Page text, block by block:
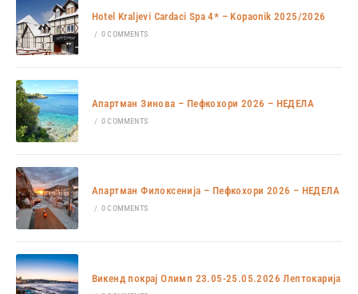
Hotel Kraljevi Cardaci Spa 4* – Kopaonik 2025/2026
/ 0 COMMENTS
Апартман Зинова – Пефкохори 2026 – НЕДЕЛА
/ 0 COMMENTS
Апартман Филоксенија – Пефкохори 2026 – НЕДЕЛА
/ 0 COMMENTS
Викенд покрај Олимп 23.05-25.05.2026 Лептокарија